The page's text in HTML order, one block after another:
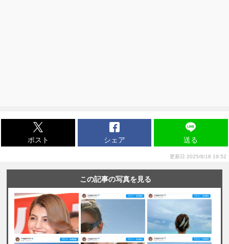
ポスト シェア 送る
更新日 2025/8/18 19:52
この記事の写真を見る